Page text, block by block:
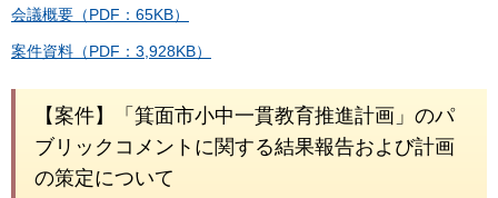
会議概要（PDF：65KB）
案件資料（PDF：3,928KB）
【案件】「箕面市小中一貫教育推進計画」のパ
ブリックコメントに関する結果報告および計画
の策定について